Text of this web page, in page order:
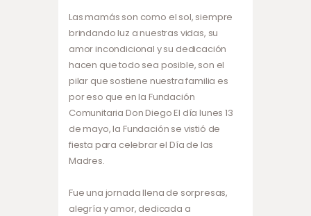
Las mamás son como el sol, siempre
brindando luz a nuestras vidas, su
amor incondicional y su dedicación
hacen que todo sea posible, son el
pilar que sostiene nuestra familia es
por eso que en la Fundación
Comunitaria Don Diego El día lunes 13
de mayo, la Fundación se vistió de
fiesta para celebrar el Día de las
Madres.
Fue una jornada llena de sorpresas,
alegría y amor, dedicada a